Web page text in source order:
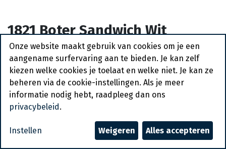
1821 Boter Sandwich Wit
Pastridor 90 x 45 gr
Bestelartikel
Vraag een account aan
Algemene voorwaarden
30-dagen geld terug garantie
Verzending: 2-3 werkdagen
Onze website maakt gebruik van cookies om je een
aangename surfervaring aan te bieden. Je kan zelf
kiezen welke cookies je toelaat en welke niet. Je kan ze
beheren via de cookie-instellingen. Als je meer
informatie nodig hebt, raadpleeg dan ons
privacybeleid .
Instellen Weigeren Alles accepteren